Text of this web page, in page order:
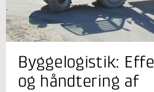
Jeg er din kontaktperson
Lars Germann
Centerchef, Civilingeniør, ph.d.
Plast og Emballage
Byggelogistik:
og håndtering af